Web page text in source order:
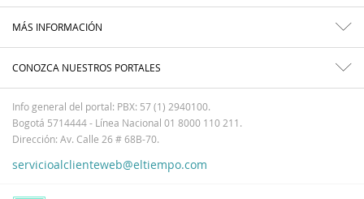
MÁS INFORMACIÓN
CONOZCA NUESTROS PORTALES
Info general del portal: PBX: 57 (1) 2940100.
Bogotá 5714444 - Línea Nacional 01 8000 110 211.
Dirección: Av. Calle 26 # 68B-70.
servicioalclienteweb@eltiempo.com